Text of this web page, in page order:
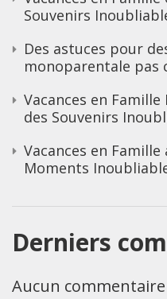
Souvenirs
Des astuces pour
monoparentale pas
Vacances en
des Souvenirs
Vacances en
Moments
Derniers
Aucun